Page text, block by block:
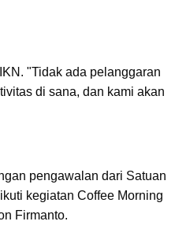
"Tidak ada pelanggaran
di sana, dan kami akan
pengawalan dari Satuan
kegiatan Coffee Morning
Firmanto.